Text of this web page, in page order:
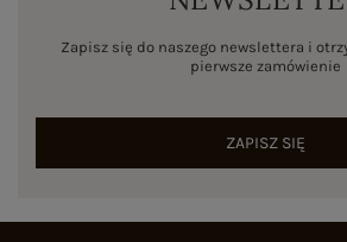
Zapisz się do naszego newslettera i
pierwsze zamówienie
ZAPISZ SIĘ